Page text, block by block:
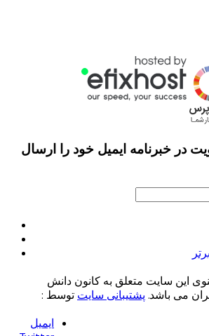
در خبرنامه ایمیل خود را ارسال
این سایت متعلق به کانون دانش
می باشد. پشتیبانی سایت توسط :
ایمیل